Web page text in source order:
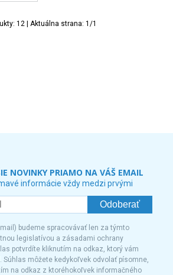
12 | Aktuálna strana: 1 /1
NOVINKY PRIAMO NA VÁŠ EMAIL
informácie vždy medzi prvými
Odoberať
budeme spracovávať len za týmto
legislatívou a zásadami ochrany
potvrdíte kliknutím na odkaz, ktorý vám
Súhlas môžete kedykoľvek odvolať písomne,
na odkaz z ktoréhokoľvek informačného